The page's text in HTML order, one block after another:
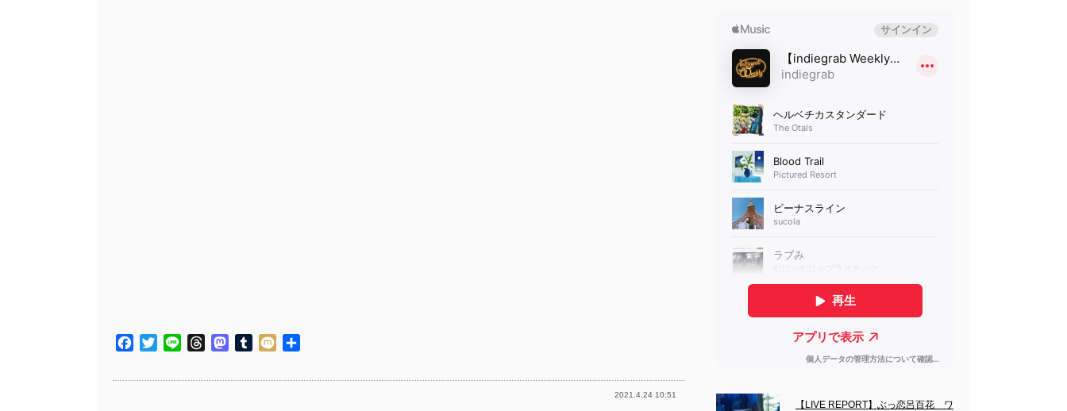
Facebook
TwitterLine ThreadsMastodon
TumblrMixi
2021.4.24 10:51
【LIVE REPORT】ぶっ恋呂百花　ワ